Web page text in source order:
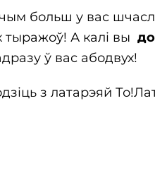
больш у вас
А калі вы
ў вас абодвух!
з латарэяй